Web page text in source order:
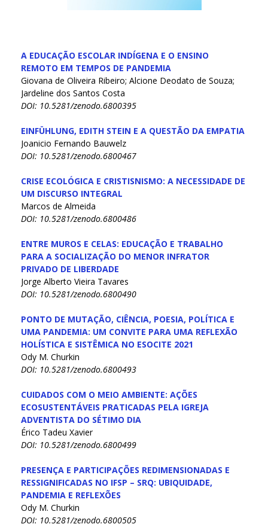
A EDUCAÇÃO ESCOLAR INDÍGENA E O ENSINO
REMOTO EM TEMPOS DE PANDEMIA
Giovana de Oliveira Ribeiro; Alcione Deodato de Souza;
Jardeline dos Santos Costa
DOI: 10.5281/zenodo.6800395
EINFÜHLUNG, EDITH STEIN E A QUESTÃO DA EMPATIA
Joanicio Fernando Bauwelz
DOI: 10.5281/zenodo.6800467
CRISE ECOLÓGICA E CRISTISNISMO: A NECESSIDADE DE
UM DISCURSO INTEGRAL
Marcos de Almeida
DOI: 10.5281/zenodo.6800486
ENTRE MUROS E CELAS: EDUCAÇÃO E TRABALHO
PARA A SOCIALIZAÇÃO DO MENOR INFRATOR
PRIVADO DE LIBERDADE
Jorge Alberto Vieira Tavares
DOI: 10.5281/zenodo.6800490
PONTO DE MUTAÇÃO, CIÊNCIA, POESIA, POLÍTICA E
UMA PANDEMIA: UM CONVITE PARA UMA REFLEXÃO
HOLÍSTICA E SISTÊMICA NO ESOCITE 2021
Ody M. Churkin
DOI: 10.5281/zenodo.6800493
CUIDADOS COM O MEIO AMBIENTE: AÇÕES
ECOSUSTENTÁVEIS PRATICADAS PELA IGREJA
ADVENTISTA DO SÉTIMO DIA
Érico Tadeu Xavier
DOI: 10.5281/zenodo.6800499
PRESENÇA E PARTICIPAÇÕES REDIMENSIONADAS E
RESSIGNIFICADAS NO IFSP – SRQ: UBIQUIDADE,
PANDEMIA E REFLEXÕES
Ody M. Churkin
DOI: 10.5281/zenodo.6800505